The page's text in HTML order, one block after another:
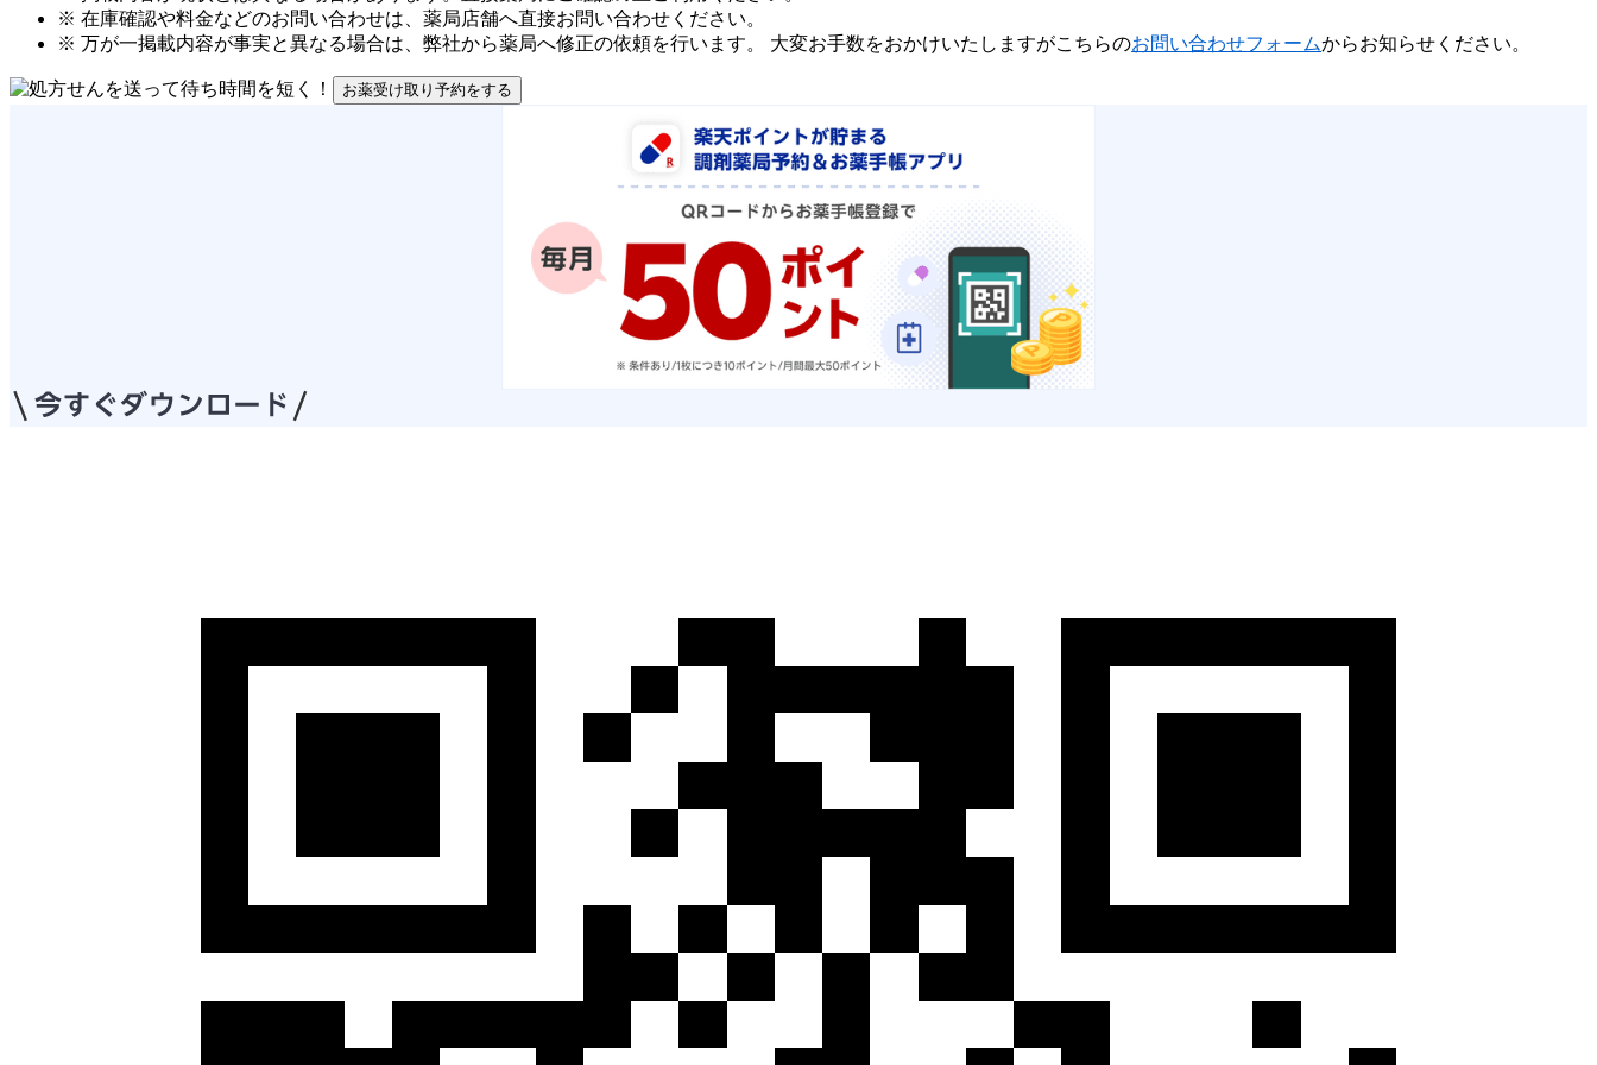
※ 在庫確認や料金などのお問い合わせは、薬局店舗へ直接お問い合わせください。
※ 万が一掲載内容が事実と異なる場合は、弊社から薬局へ修正の依頼を行います。 大変お手数をおかけいたしますがこちらのお問い合わせフォームからお知らせください。
お薬受け取り予約をする